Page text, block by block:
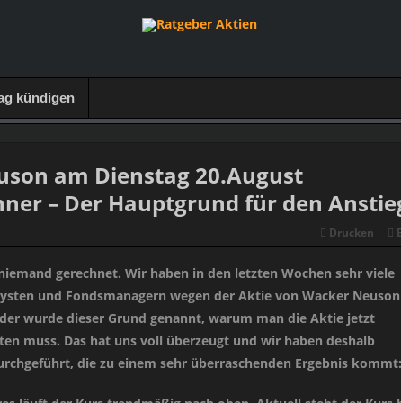
kündigen
am Dienstag 20.August
– Der Hauptgrund für den
Drucken
gerechnet. Wir haben in den letzten Wochen sehr viele
und Fondsmanagern wegen der Aktie von Wacker Neuson
wurde dieser Grund genannt, warum man die Aktie jetzt
muss. Das hat uns voll überzeugt und wir haben deshalb
die zu einem sehr überraschenden Ergebnis kommt: